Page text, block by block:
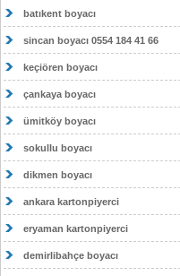
batıkent boyacı
sincan boyacı 0554 184 41 66
keçiören boyacı
çankaya boyacı
ümitköy boyacı
sokullu boyacı
dikmen boyacı
ankara kartonpiyerci
eryaman kartonpiyerci
demirlibahçe boyacı